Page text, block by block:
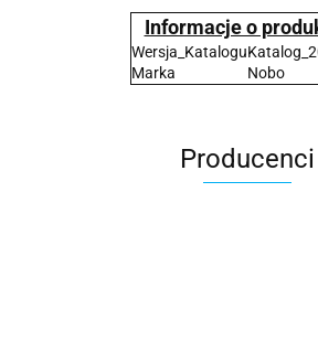
Informacje o
Wersja_Katalogu
Marka
Nobo
Producenci